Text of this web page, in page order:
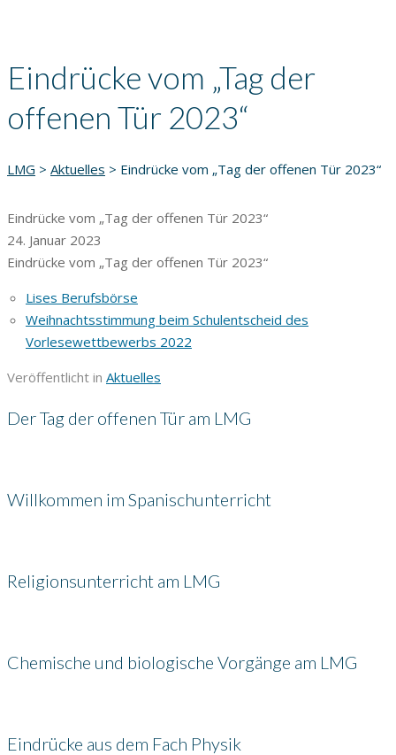
Eindrücke vom „Tag der
offenen Tür 2023“
LMG > Aktuelles > Eindrücke vom „Tag der offenen Tür 2023“
Eindrücke vom „Tag der offenen Tür 2023“
24. Januar 2023
Eindrücke vom „Tag der offenen Tür 2023“
Lises Berufsbörse
Weihnachtsstimmung beim Schulentscheid des
Vorlesewettbewerbs 2022
Veröffentlicht in Aktuelles
Der Tag der offenen Tür am LMG
Willkommen im Spanischunterricht
Religionsunterricht am LMG
Chemische und biologische Vorgänge am LMG
Eindrücke aus dem Fach Physik